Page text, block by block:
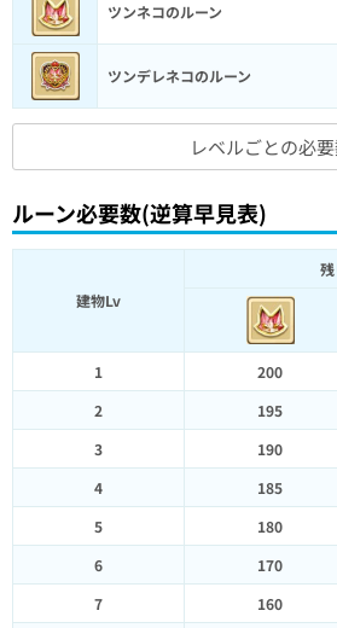
ツンネコのルーン
ツンデレネコのルーン
レベルごとの必
ルーン必要数(逆算早見表)
建物Lv
1 200
2
195
3
190
4
185
5
180
6
170
7
160